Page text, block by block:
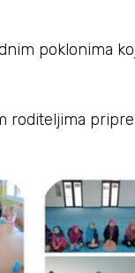
poklonima
roditeljima